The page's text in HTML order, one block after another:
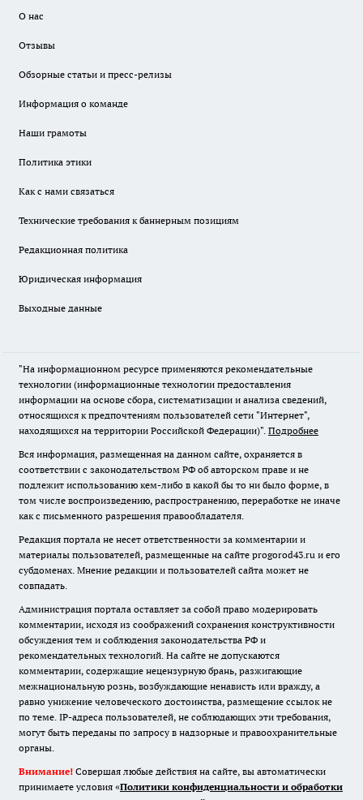
О нас
Отзывы
Обзорные статьи и пресс-релизы
Информация о команде
Наши грамоты
Политика этики
Как с нами связаться
Технические требования к баннерным позициям
Редакционная политика
Юридическая информация
Выходные данные
"На информационном ресурсе применяются рекомендательные
технологии (информационные технологии предоставления
информации на основе сбора, систематизации и анализа сведений,
относящихся к предпочтениям пользователей сети "Интернет",
находящихся на территории Российской Федерации)". Подробнее
Вся информация, размещенная на данном сайте, охраняется в
соответствии с законодательством РФ об авторском праве и не
подлежит использованию кем-либо в какой бы то ни было форме, в
том числе воспроизведению, распространению, переработке не иначе
как с письменного разрешения правообладателя.
Редакция портала не несет ответственности за комментарии и
материалы пользователей, размещенные на сайте progorod43.ru и его
субдоменах. Мнение редакции и пользователей сайта может не
совпадать.
Администрация портала оставляет за собой право модерировать
комментарии, исходя из соображений сохранения конструктивности
обсуждения тем и соблюдения законодательства РФ и
рекомендательных технологий. На сайте не допускаются
комментарии, содержащие нецензурную брань, разжигающие
межнациональную рознь, возбуждающие ненависть или вражду, а
равно унижение человеческого достоинства, размещение ссылок не
по теме. IP-адреса пользователей, не соблюдающих эти требования,
могут быть переданы по запросу в надзорные и правоохранительные
органы.
Внимание! Совершая любые действия на сайте, вы автоматически
принимаете условия «Политики конфиденциальности и обработки